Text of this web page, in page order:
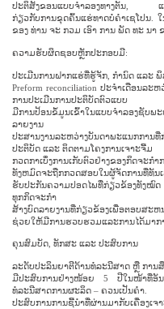
ປະຕິສັງຂອນແບບຈໍາລອງທາງຕັນ, ແລ
ກ່ຽວກັບການຂຸດຄົ້ນແຮ່ທາດບໍ່ຄໍາເຊໂປນ.
ຂອງ ທ່ານ ຈະ ກວມ ເອົາ ການ ພັດ ທະ ນາ
ຄວາມຮັບຜິດຊອບຫຼັກປະກອບມີ:
ປະເມີນການຝາກແຮ່ທີ່ຮູ້ຈັກ, ກຳນົດ ແລະ
Preform reconciliation ປະ​ຈໍາ​ເດືອນ​ລ
ການ​ປະ​ເມີນ​ການ​ປະ​ຕິ​ບັດ​ຕົວ​ແບບ​
ມີການປ້ອນຂໍ້ມູນເຂົ້າໃນແບບຈໍາລອງຊັ
ລາຍງານ
ປະສານງານລະຫວ່າງບັນດາພະແນກກາ
ປະຕິບັດ ແລະ ຕິດຕາມໂຄງການເຈາະຈີ້ມ
ກວດກາເບິ່ງການເກັບຕົວຢ່າງຂອງກິດຈະກໍ
ທັງຫມົດຈະຖືກກວດສອບໃນຜູ້ຈັດການທີ່ທັນເ
ຮັບ​ປະ​ກັນ​ຄວາມ​ປອດ​ໄພ​ທີ່​ກ່ຽວ​ຂ້ອງ​ທັງ​ໝົດ
ທຸກ​ກິດ​ຈະ​ກຳ
ສ້າງບົດລາຍງານທີ່ກ່ຽວຂ້ອງເພື່ອຕອບສະຫ
ຊ່ວຍ​ໃຫ້​ມີ​ການ​ຮວບ​ຮວມ​ແລະ​ການ​ໄດ້​ມາ​ກ
ຄຸນສົມບັດ, ທັກສະ ແລະ ປະສົບການ
ລະດັບປະລິນຍາຕີດ້ານທໍລະນີສາດ ຫຼື ການ
ມີປະສົບການຢ່າງໜ້ອຍ 5 ປີໃນໜ້າທີ່ອັນ
ທໍລະນີສາດການຜະລິດ – ຄວນເປັນຄຳ.
ປະສົບການການຊີ້ນໍາທີ່ຜ່ານມາກັບເຄື່ອງເຈ